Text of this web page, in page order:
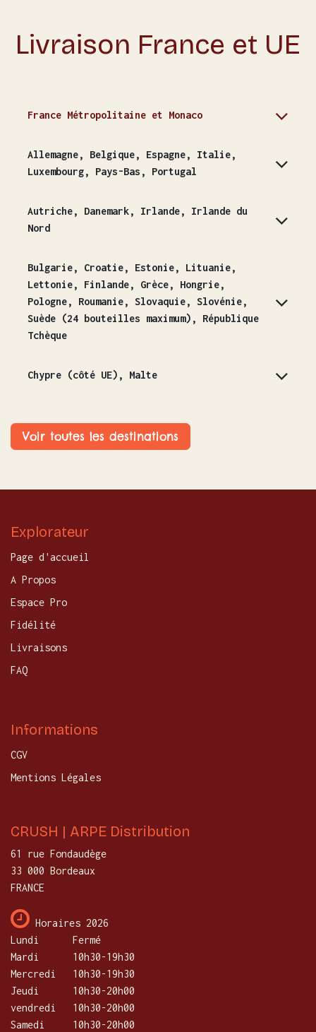
Livraison France et UE
France Métropolitaine et Monaco
Allemagne, Belgique, Espagne, Italie,
Luxembourg, Pays-Bas, Portugal
Autriche, Danemark, Irlande, Irlande du
Nord
Bulgarie, Croatie, Estonie, Lituanie,
Lettonie, Finlande, Grèce, Hongrie,
Pologne, Roumanie, Slovaquie, Slovénie,
Suède (24 bouteilles maximum), République
Tchèque
Chypre (côté UE), Malte
Voir toutes les destinations
Explorateur
Page d'accueil
A Propos
Espace Pro
Fidélité
Livraisons
FAQ
Informations
CGV
Mentions Légales
CRUSH | ARPE Distribution
61 rue Fondaudège
33 000 Bordeaux
FRANCE
Horaires 2026
Lundi
​Fermé
Mardi
10h30-19h30
Mercredi
​10h30-19h30
Jeudi
10h30-20h00
vendredi
10h30-20h00
Samedi
10h30-20h00